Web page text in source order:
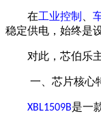
在工业控制
稳定供电，始终是
对此，芯伯乐
一、芯片核心
XBL1509B是一